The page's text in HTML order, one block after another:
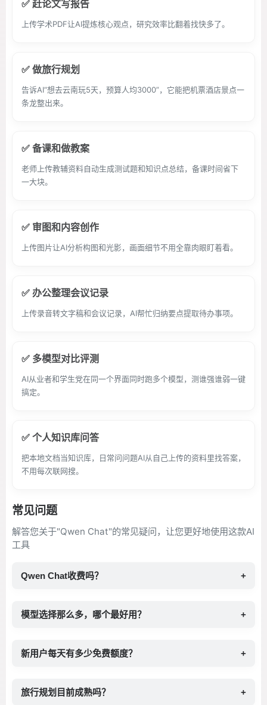
✅ 赶论文写报告
上传学术PDF让AI提炼核心观点，研究效率比翻着找快多了。
✅ 做旅行规划
告诉AI“想去云南玩5天，预算人均3000”，它能把机票酒店景点一
条龙整出来。
✅ 备课和做教案
老师上传教辅资料自动生成测试题和知识点总结，备课时间省下
一大块。
✅ 审图和内容创作
上传图片让AI分析构图和光影，画面细节不用全靠肉眼盯着看。
✅ 办公整理会议记录
上传录音转文字稿和会议记录，AI帮忙归纳要点提取待办事项。
✅ 多模型对比评测
AI从业者和学生党在同一个界面同时跑多个模型，测谁强谁弱一键
搞定。
✅ 个人知识库问答
把本地文档当知识库，日常问问题AI从自己上传的资料里找答案，
不用每次联网搜。
常见问题
解答您关于"Qwen Chat"的常见疑问，让您更好地使用这款AI
工具
Qwen Chat收费吗？ +
模型选择那么多，哪个最好用？ +
新用户每天有多少免费额度？ +
旅行规划目前成熟吗？ +